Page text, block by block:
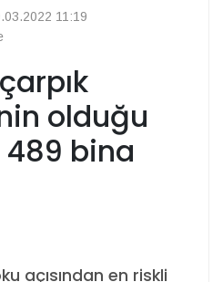
11:19
olduğu
bina
açısından en riskli